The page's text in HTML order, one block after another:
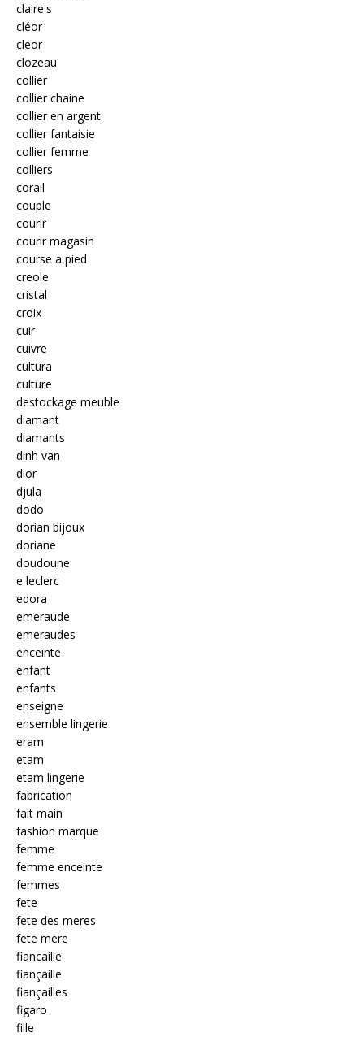
claire's
cléor
cleor
clozeau
collier
collier chaine
collier en argent
collier fantaisie
collier femme
colliers
corail
couple
courir
courir magasin
course a pied
creole
cristal
croix
cuir
cuivre
cultura
culture
destockage meuble
diamant
diamants
dinh van
dior
djula
dodo
dorian bijoux
doriane
doudoune
e leclerc
edora
emeraude
emeraudes
enceinte
enfant
enfants
enseigne
ensemble lingerie
eram
etam
etam lingerie
fabrication
fait main
fashion marque
femme
femme enceinte
femmes
fete
fete des meres
fete mere
fiancaille
fiançaille
fiançailles
figaro
fille